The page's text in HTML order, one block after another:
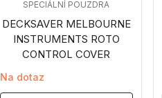
DECKSAVER MELBOURNE
INSTRUMENTS ROTO
CONTROL COVER
SPECIÁLNÍ POUZDRA
Na dotaz